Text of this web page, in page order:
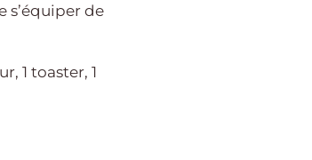
s’équiper de
1 toaster, 1